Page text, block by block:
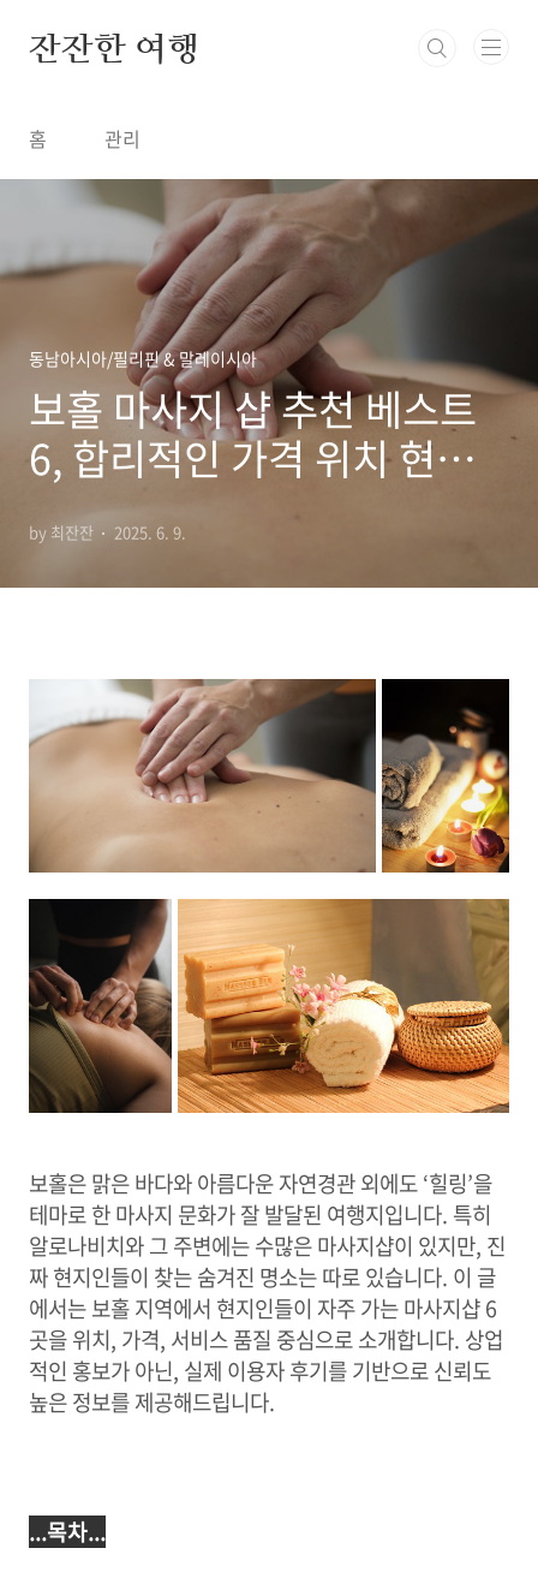
잔잔한 여행
홈 관리
동남아시아/필리핀 & 말레이시아
보홀 마사지 샵 추천 베스트
6, 합리적인 가격 위치 현지
인도 즐겨찾는 곳
by 최잔잔 2025. 6. 9.
보홀은 맑은 바다와 아름다운 자연경관 외에도 ‘힐링’을
테마로 한 마사지 문화가 잘 발달된 여행지입니다. 특히
알로나비치와 그 주변에는 수많은 마사지샵이 있지만, 진
짜 현지인들이 찾는 숨겨진 명소는 따로 있습니다. 이 글
에서는 보홀 지역에서 현지인들이 자주 가는 마사지샵 6
곳을 위치, 가격, 서비스 품질 중심으로 소개합니다. 상업
적인 홍보가 아닌, 실제 이용자 후기를 기반으로 신뢰도
높은 정보를 제공해드립니다.
...목차...